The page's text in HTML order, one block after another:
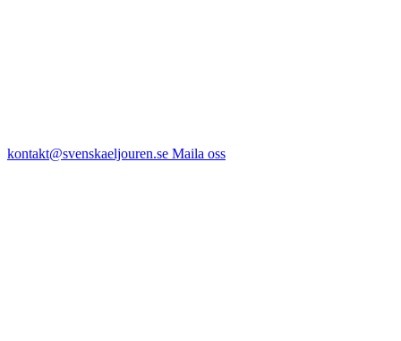
kontakt@svenskaeljouren.se Maila oss